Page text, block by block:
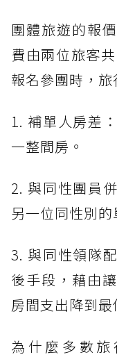
團體旅遊的報
費由兩位旅客
報名參團時，旅
1. 補單人房差
一整間房。
2. 與同性團員
另一位同性別的
3. 與同性領隊
後手段，藉由
房間支出降到最
為什麼多數